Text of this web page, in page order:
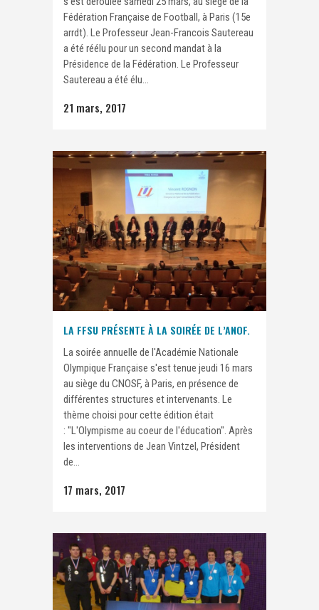
Fédération Française de Football, à Paris (15e
arrdt). Le Professeur Jean-Francois Sautereau
a été réélu pour un second mandat à la
Présidence de la Fédération. Le Professeur
Sautereau a été élu...
21 mars, 2017
LA FFSU PRÉSENTE À LA SOIRÉE DE L’ANOF.
La soirée annuelle de l'Académie Nationale
Olympique Française s'est tenue jeudi 16 mars
au siège du CNOSF, à Paris, en présence de
différentes structures et intervenants. Le
thème choisi pour cette édition était
: "L'Olympisme au coeur de l'éducation". Après
les interventions de Jean Vintzel, Président
de...
17 mars, 2017